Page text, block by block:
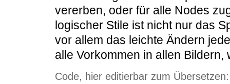
vererben, oder für alle Nodes
logischer Stile ist nicht nur das
vor allem das leichte Ändern
alle Vorkommen in allen Bildern,
Code, hier editierbar zum Übersetzen: